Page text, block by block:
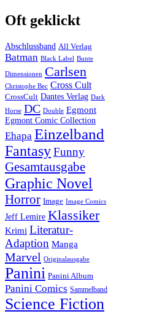
Oft geklickt
Abschlussband All Verlag
Batman Black Label Bunte
Dimensionen Carlsen
Christophe Bec Cross Cult
CrossCult Dantes Verlag Dark
Horse DC Double Egmont
Egmont Comic Collection
Ehapa Einzelband
FantasyFunny
Gesamtausgabe
Graphic Novel
Horror Image Image Comics
Jeff Lemire Klassiker
Krimi Literatur-
Adaption Manga
Marvel Originalausgabe
Panini Panini Album
Panini Comics Sammelband
Science Fiction